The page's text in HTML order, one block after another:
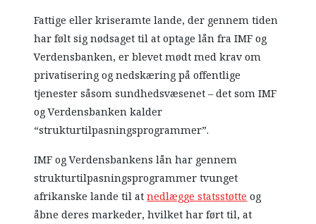
Fattige eller kriseramte lande, der gennem tiden
har følt sig nødsaget til at optage lån fra IMF og
Verdensbanken, er blevet mødt med krav om
privatisering og nedskæring på offentlige
tjenester såsom sundhedsvæsenet – det som IMF
og Verdensbanken kalder
“strukturtilpasningsprogrammer”.
IMF og Verdensbankens lån har gennem
strukturtilpasningsprogrammer tvunget
afrikanske lande til atnedlægge statsstøtte og
åbne deres markeder, hvilket har ført til, at